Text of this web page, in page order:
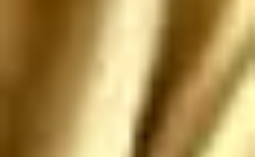
ataquen, pero si nos
atacan los saludo
antes de que sean
ANIQUILADOS por